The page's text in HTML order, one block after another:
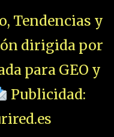
Tendencias y
dirigida por
para GEO y
Publicidad: